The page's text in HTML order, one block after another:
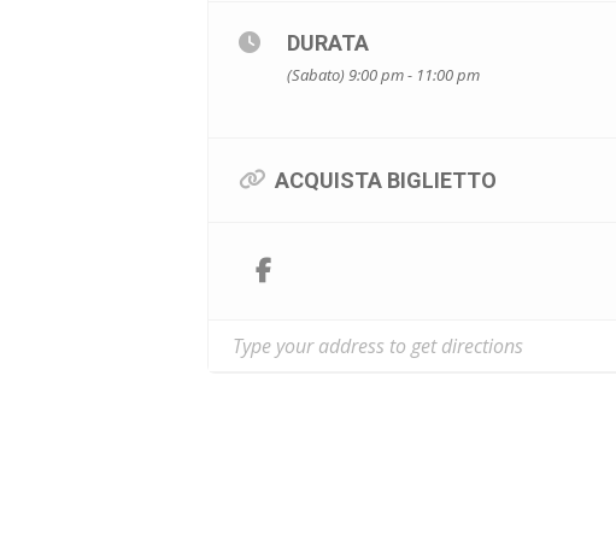
DURATA
(Sabato) 9:00 pm - 11:00 pm
ACQUISTA BIGLIETTO